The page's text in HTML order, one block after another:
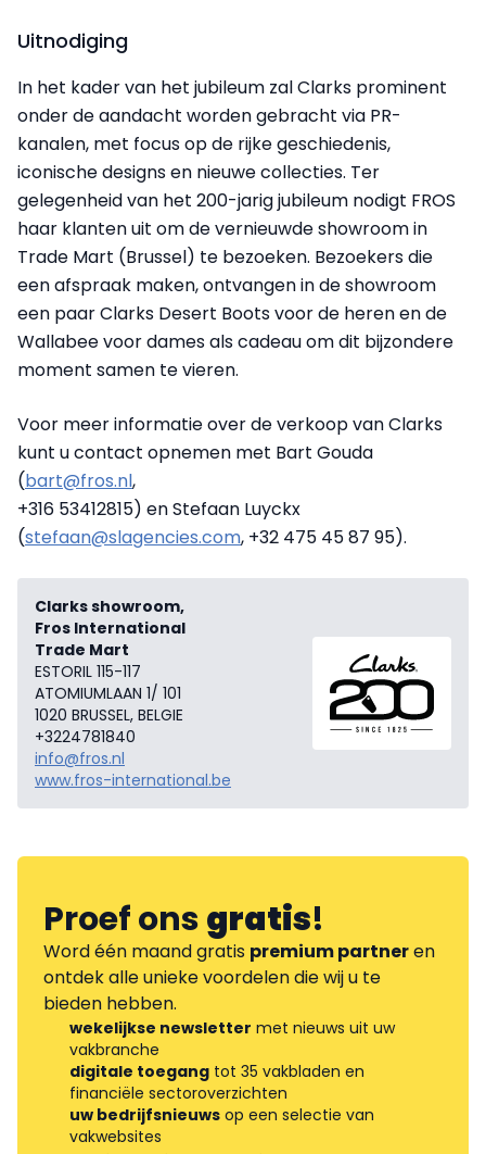
Uitnodiging
In het kader van het jubileum zal Clarks prominent
onder de aandacht worden gebracht via PR-
kanalen, met focus op de rijke geschiedenis,
iconische designs en nieuwe collecties. Ter
gelegenheid van het 200-jarig jubileum nodigt FROS
haar klanten uit om de vernieuwde showroom in
Trade Mart (Brussel) te bezoeken. Bezoekers die
een afspraak maken, ontvangen in de showroom
een paar Clarks Desert Boots voor de heren en de
Wallabee voor dames als cadeau om dit bijzondere
moment samen te vieren.
Voor meer informatie over de verkoop van Clarks
kunt u contact opnemen met Bart Gouda
(bart@fros.nl,
+316 53412815) en Stefaan Luyckx
(stefaan@slagencies.com, +32 475 45 87 95).
Clarks showroom,
Fros International
Trade Mart
ESTORIL 115-117
ATOMIUMLAAN 1/ 101
1020 BRUSSEL, BELGIE
+3224781840
info@fros.nl
www.fros-international.be
Proef onsgratis!
Word één maand gratis premium partneren
ontdek alle unieke voordelen die wij u te
bieden hebben.
wekelijkse newsletter met nieuws uit uw
vakbranche
digitale toegang tot 35 vakbladen en
financiële sectoroverzichten
uw bedrijfsnieuws op een selectie van
vakwebsites